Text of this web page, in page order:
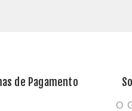
de Pagamento
O